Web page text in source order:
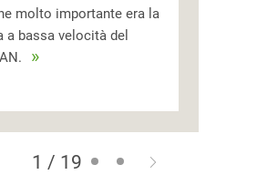
molto importante era la
a bassa velocità del
1 / 19